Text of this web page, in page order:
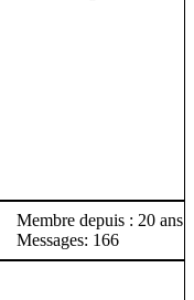
Membre depuis : 20 ans
Messages: 166